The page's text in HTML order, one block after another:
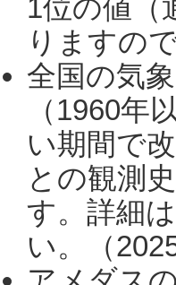
1位の値（
りますの
全国の気
（1960年
い期間で
との観測
す。詳細は
い。（